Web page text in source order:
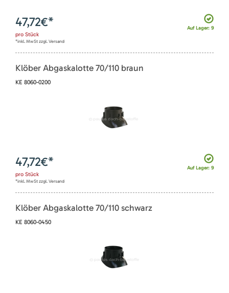
Auf Lager: 9
47,72€*
pro Stück
*inkl. MwSt zzgl. Versand
Klöber Abgaskalotte 70/110 braun
KE 8060-0200
Auf Lager: 9
47,72€*
pro Stück
*inkl. MwSt zzgl. Versand
Klöber Abgaskalotte 70/110 schwarz
KE 8060-0450